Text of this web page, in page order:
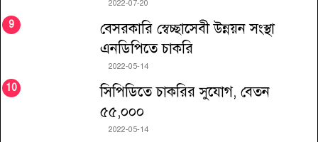
2022-07-20
বেসরকারি স্বেচ্ছাসেবী উন্নয়ন সংস্থা
এনডিপিতে চাকরি
2022-05-14
সিপিডিতে চাকরির সুযোগ, বেতন
৫৫,০০০
2022-05-14